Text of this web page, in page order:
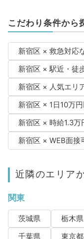
こだわり条件から
新宿区 × 救急対応
新宿区 × 駅近・徒
新宿区 × 人気エリ
新宿区 × 1日10万
新宿区 × 時給1.3万
新宿区 × WEB面接
近隣のエリア
関東
茨城県 栃木県
千葉県
東京都